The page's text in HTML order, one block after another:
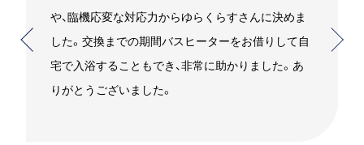
や、臨機応変な対応力からゆらくらすさんに決めま
した。交換までの期間バスヒーターをお借りして自
宅で入浴することもでき、非常に助かりました。あ
りがとうございました。